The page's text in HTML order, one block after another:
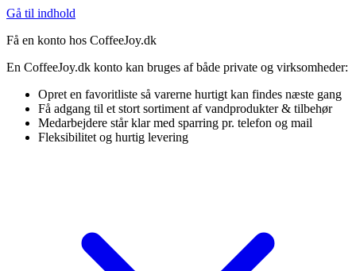
Gå til indhold
Få en konto hos CoffeeJoy.dk
En CoffeeJoy.dk konto kan bruges af både private og virksomheder:
Opret en favoritliste så varerne hurtigt kan findes næste gang
Få adgang til et stort sortiment af vandprodukter & tilbehør
Medarbejdere står klar med sparring pr. telefon og mail
Fleksibilitet og hurtig levering